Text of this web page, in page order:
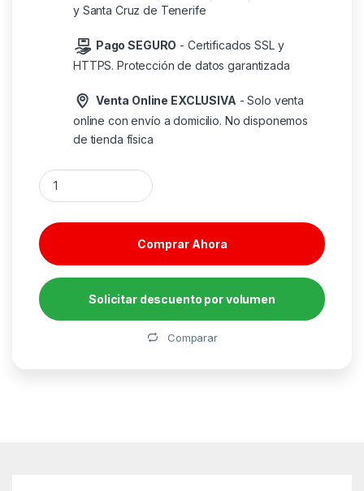
y Santa Cruz de Tenerife
Pago SEGURO - Certificados SSL y
HTTPS. Protección de datos garantizada
Venta Online EXCLUSIVA - Solo venta
online con envío a domicilio. No disponemos
de tienda física
HP Adaptador de CA de alimentación inteligente de 90 W
Comprar Ahora
Solicitar descuento por volumen
Comparar